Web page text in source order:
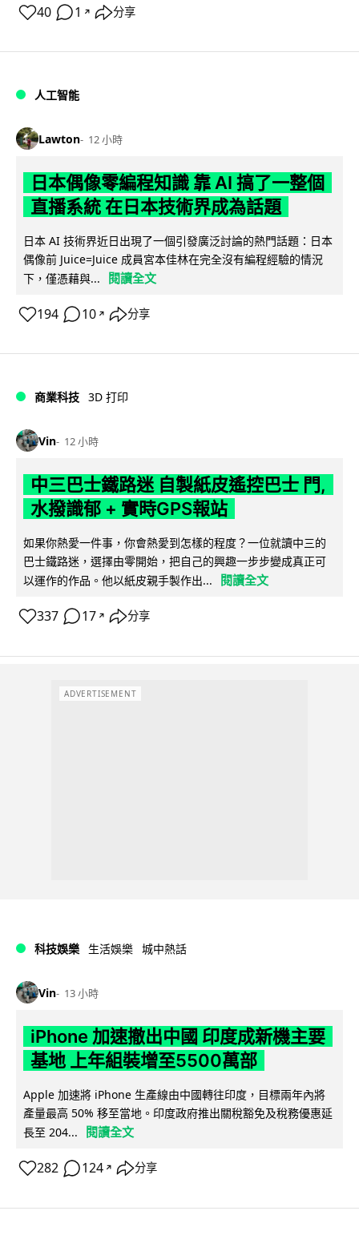
40 1 ↗ 分享
人工智能
Lawton 12 小時
日本偶像零編程知識 靠 AI 搞了一整個
直播系統 在日本技術界成為話題
日本 AI 技術界近日出現了一個引發廣泛討論的熱門話題：日本
偶像前 Juice=Juice 成員宮本佳林在完全沒有編程經驗的情況
下，僅憑藉與...
閱讀全文
194 10 ↗ 分享
商業科技 3D 打印
Vin 12 小時
中三巴士鐵路迷 自製紙皮遙控巴士 門,
水撥識郁 + 實時GPS報站
如果你熱愛一件事，你會熱愛到怎樣的程度？一位就讀中三的
巴士鐵路迷，選擇由零開始，把自己的興趣一步步變成真正可
以運作的作品。他以紙皮親手製作出...
閱讀全文
337 17 ↗ 分享
ADVERTISEMENT
科技娛樂 生活娛樂 城中熱話
Vin 13 小時
iPhone 加速撤出中國 印度成新機主要
基地 上年組裝增至5500萬部
Apple 加速將 iPhone 生產線由中國轉往印度，目標兩年內將
產量最高 50% 移至當地。印度政府推出關稅豁免及稅務優惠延
長至 204...
閱讀全文
282 124 ↗ 分享